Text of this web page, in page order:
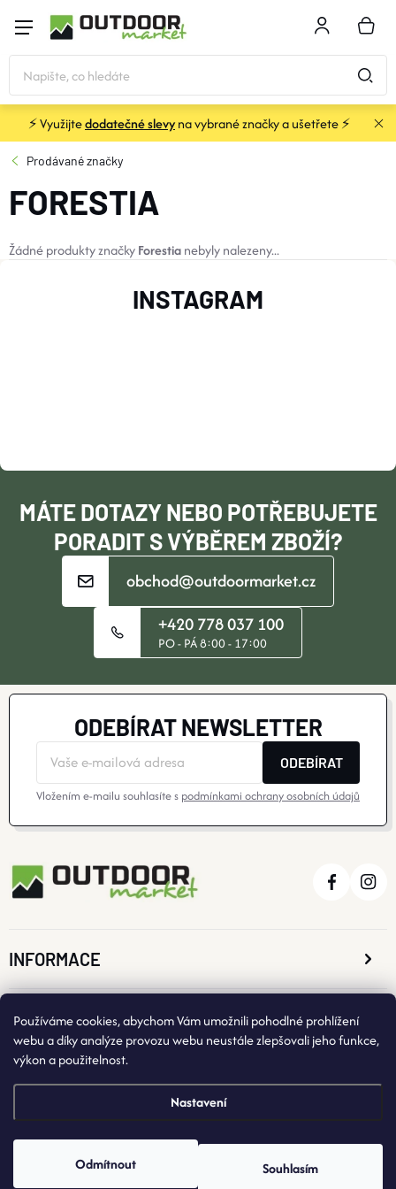
Používáme cookies, abychom Vám umožnili pohodlné prohlížení
webu a díky analýze provozu webu neustále zlepšovali jeho funkce,
výkon a použitelnost.
Nastavení
Odmítnout Souhlasím
obsah
KOŠÍK
STANY
SPACÁKY
BATOHY A TAŠKY
DOPLŇKY
CYKLISTIKA
Velikosti Kontakty Napište nám
Slovník pojmů
Doprava a platba
Mimosoudní řešení sporů
Obchodní podmínky
Ochrana osobních údajů
Reklamace
Výměna a vrácení
Stav objednávky
O nás
Moje objednávka
⚡ Využijtedodatečné slevyna vybrané značky a ušetřete ⚡
Prodávané značky
FORESTIA
Žádné produkty značkyForestianebyly nalezeny...
T
MÁTE DOTAZY NEBO POTŘEBUJETE
PORADIT S VÝBĚREM ZBOŽÍ?
obchod@outdoormarket.cz
+420 778 037 100
PO - PÁ 8:00 - 17:00
INSTAGRAM
ODEBÍRAT NEWSLETTER
ODEBÍRAT
Vložením e-mailu souhlasíte s podmínkami ochrany osobních údajů
INFORMACE
O NÁKUPU
Copyright 2026OutdoorMarket . Všechna práva vyhrazena.